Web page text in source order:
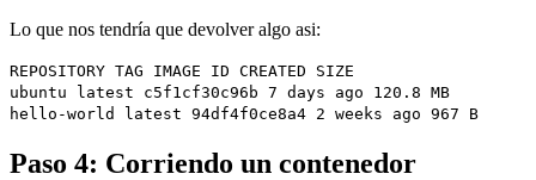
Lo que nos tendría que devolver algo asi:
REPOSITORY TAG IMAGE ID CREATED SIZE
ubuntu latest c5f1cf30c96b 7 days ago 120.8 MB
hello-world latest 94df4f0ce8a4 2 weeks ago 967 B
Paso 4: Corriendo un contenedor